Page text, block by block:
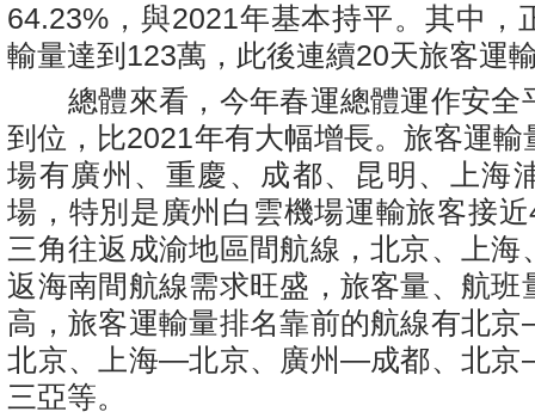
64.23%，與2021年基本持平。其中，
輸量達到123萬，此後連續20天旅客運
總體來看，今年春運總體運作安全
到位，比2021年有大幅增長。旅客運輸
場有廣州、重慶、成都、昆明、上海
場，特別是廣州白雲機場運輸旅客接
三角往返成渝地區間航線，北京、上海
返海南間航線需求旺盛，旅客量、航班
高，旅客運輸量排名靠前的航線有北
北京、上海—北京、廣州—成都、北
三亞等。